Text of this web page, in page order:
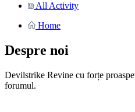
All Activity
Home
Despre noi
Devilstrike Revine cu forțe
forumul.